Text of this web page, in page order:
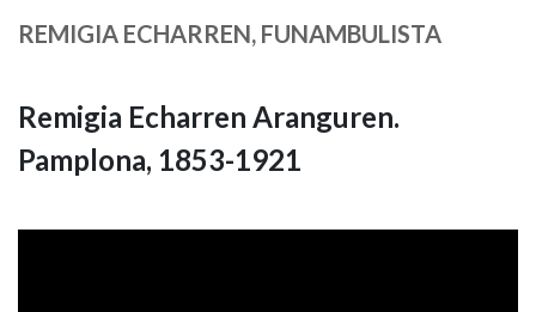
REMIGIA ECHARREN, FUNAMBULISTA
Remigia Echarren Aranguren.
Pamplona, 1853-1921